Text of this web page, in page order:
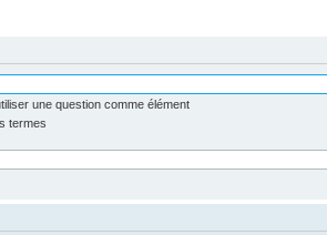
une question comme élément
termes